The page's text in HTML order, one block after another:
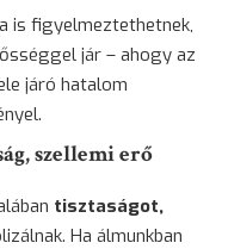
is figyelmeztethetnek,
jár – ahogy az
járó hatalom
szellemi erő
tisztaságot,
Ha álmunkban